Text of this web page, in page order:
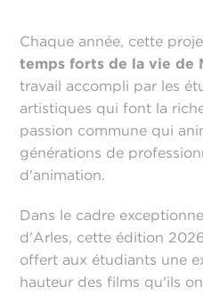
Chaque année, cette
temps forts de la vie de
travail accompli par les
artistiques qui font la
passion commune qui
générations de
d'animation.
Dans le cadre
d'Arles, cette édition
offert aux étudiants une
hauteur des films qu'ils